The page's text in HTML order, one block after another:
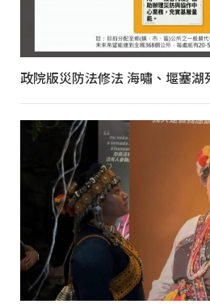
政院版災防法修法 海嘯、堰塞湖